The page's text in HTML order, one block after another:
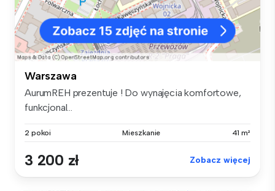
Warszawa
AurumREH prezentuje ! Do wynajęcia komfortowe,
funkcjonal...
2 pokoi Mieszkanie 41 m²
3 200 zł Zobacz więcej